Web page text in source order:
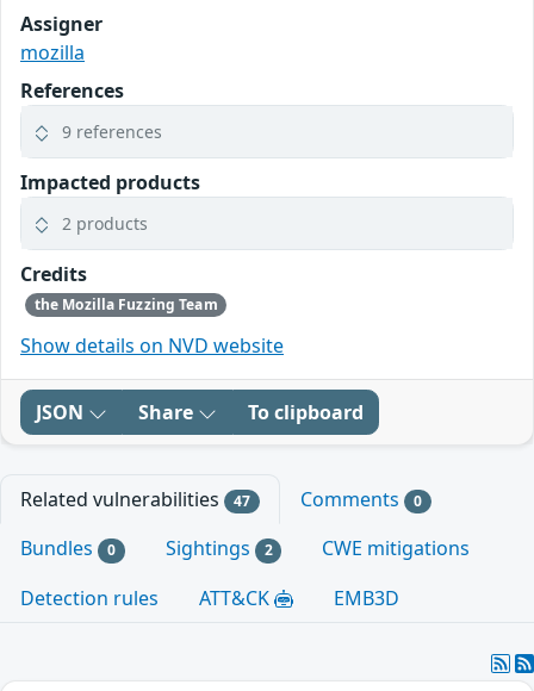
Assigner
mozilla
References
9 references
Impacted products
2 products
Credits
the Mozilla Fuzzing Team
Show details on NVD website
JSON Share To clipboard
Related vulnerabilities 47 Comments 0
Bundles 0 Sightings 2
CWE mitigations
Detection rules
ATT&CK EMB3D